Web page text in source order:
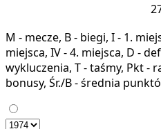
M - mecze, B - biegi, I - 1.
miejsca, IV - 4. miejsca, D -
wykluczenia, T - taśmy, Pkt -
bonusy, Śr./B - średnia